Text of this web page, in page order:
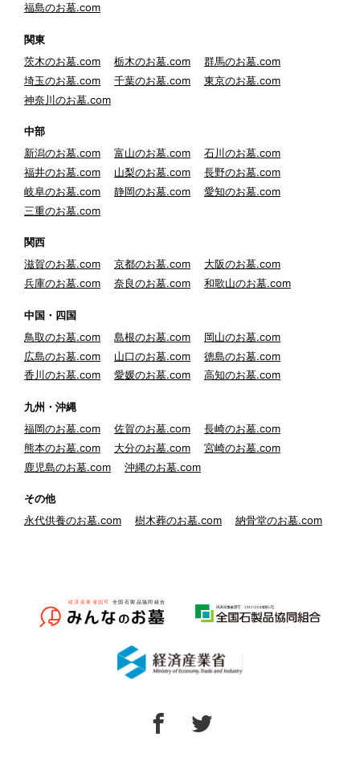
福島のお墓.com
関東
茨木のお墓.com
栃木のお墓.com
群馬のお墓.com
埼玉のお墓.com
千葉のお墓.com
東京のお墓.com
神奈川のお墓.com
中部
新潟のお墓.com
富山のお墓.com
石川のお墓.com
福井のお墓.com
山梨のお墓.com
長野のお墓.com
岐阜のお墓.com
静岡のお墓.com
愛知のお墓.com
三重のお墓.com
関西
滋賀のお墓.com
京都のお墓.com
大阪のお墓.com
兵庫のお墓.com
奈良のお墓.com 和歌山のお墓.com
中国・四国
鳥取のお墓.com
島根のお墓.com
岡山のお墓.com
広島のお墓.com
山口のお墓.com
徳島のお墓.com
香川のお墓.com
愛媛のお墓.com 高知のお墓.com
九州・沖縄
福岡のお墓.com
佐賀のお墓.com
長崎のお墓.com
熊本のお墓.com
大分のお墓.com
宮崎のお墓.com
鹿児島のお墓.com
沖縄のお墓.com
その他
永代供養のお墓.com
樹木葬のお墓.com 納骨堂のお墓.com